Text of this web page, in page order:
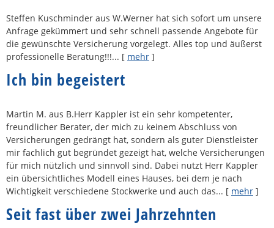
Steffen Kuschminder aus W.Werner hat sich sofort um unsere
Anfrage gekümmert und sehr schnell passende Angebote für
die gewünschte Versicherung vorgelegt. Alles top und äußerst
professionelle Beratung!!!... [ mehr ]
Ich bin begeistert
Martin M. aus B.Herr Kappler ist ein sehr kompetenter,
freundlicher Berater, der mich zu keinem Abschluss von
Versicherungen gedrängt hat, sondern als guter Dienstleister
mir fachlich gut begründet gezeigt hat, welche Versicherungen
für mich nützlich und sinnvoll sind. Dabei nutzt Herr Kappler
ein übersichtliches Modell eines Hauses, bei dem je nach
Wichtigkeit verschiedene Stockwerke und auch das... [ mehr ]
Seit fast über zwei Jahrzehnten